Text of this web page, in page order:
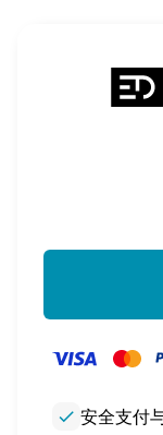
check 安全支付